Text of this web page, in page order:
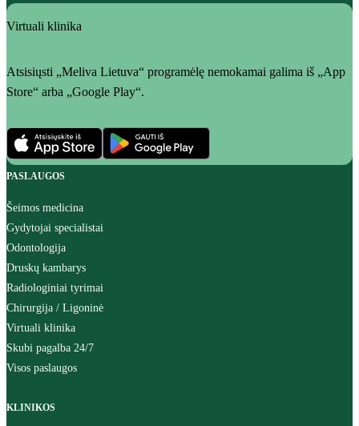
Virtuali klinika
Atsisiųsti „Meliva Lietuva“ programėlę nemokamai galima iš „App
Store“ arba „Google Play“.
PASLAUGOS
Šeimos medicina
Gydytojai specialistai
Odontologija
Druskų kambarys
Radiologiniai tyrimai
Chirurgija / Ligoninė
Virtuali klinika
Skubi pagalba 24/7
Visos paslaugos
KLINIKOS